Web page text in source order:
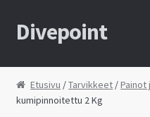
Siirry
navigointiin
Siirry
sisältöön
Divepoint
Etusivu
Tietosuojaseloste
Etusivu /Tarvikkeet /Painot
kumipinnoitettu 2 Kg